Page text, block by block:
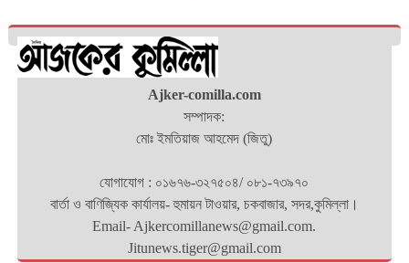
Ajker-comilla.com
সম্পাদক:
মোঃ ইমতিয়াজ আহমেদ (জিতু)
যোগাযোগ : ০১৬৭৬-৩২৭৫০৪/ ০৮১-৭৩৯৭০
বার্তা ও বাণিজ্যিক কার্যালয়- হুমায়ন টাওয়ার, চকবাজার, সদর,কুমিল্লা।
Email- Ajkercomillanews@gmail.com.
Jitunews.tiger@gmail.com